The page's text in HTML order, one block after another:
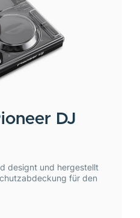
DJ
designt und hergestellt
für den